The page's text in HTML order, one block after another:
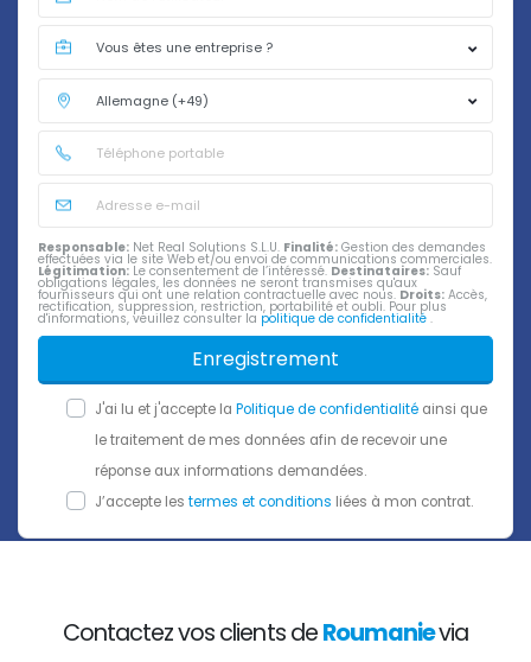
Responsable: Net Real Solutions S.L.U. Finalité: Gestion des demandes
effectuées via le site Web et/ou envoi de communications commerciales.
Légitimation: Le consentement de l’intéressé. Destinataires: Sauf
obligations légales, les données ne seront transmises qu'aux
fournisseurs qui ont une relation contractuelle avec nous. Droits: Accès,
rectification, suppression, restriction, portabilité et oubli. Pour plus
d'informations, veuillez consulter la politique de confidentialité .
Enregistrement
J'ai lu et j'accepte la Politique de confidentialité ainsi que
le traitement de mes données afin de recevoir une
réponse aux informations demandées.
J’accepte les termes et conditions liées à mon contrat.
Contactez vos clients deRoumanievia